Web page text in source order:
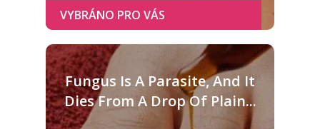
Fungus Is A Parasite, And It
Dies From A Drop Of Plain...